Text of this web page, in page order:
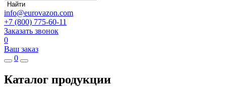
Найти
info@eurovazon.com
+7 (800) 775-60-11
Заказать звонок
0
Ваш заказ
0
Каталог продукции